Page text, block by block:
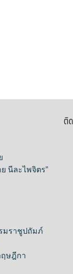
นีละไพจิตร”
มราชูปถัมภ์
ษฎีกา
ติ